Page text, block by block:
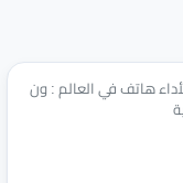
هاتف في العالم : ون